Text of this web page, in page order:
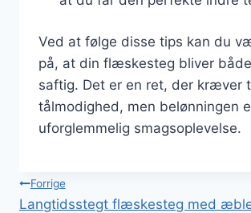
Ved at følge disse tips kan du
på, at din flæskesteg bliver
saftig. Det er en ret, der kræver
tålmodighed, men belønningen
uforglemmelig smagsoplevelse.
Indlægsnavigation
Forrige
Langtidsstegt flæskesteg med